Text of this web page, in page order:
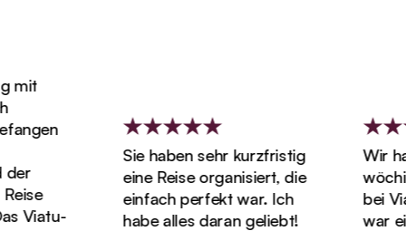
Viatu-
Sie haben sehr kurzfristig
eine Reise organisiert, die
einfach perfekt war. Ich
habe alles daran geliebt!
Wir
bei
war